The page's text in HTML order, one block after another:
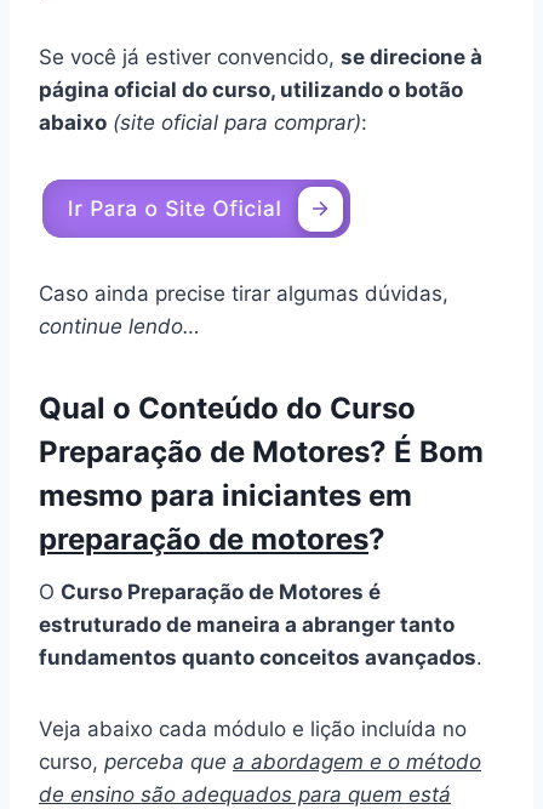
Se você já estiver convencido, se direcione à
página oficial do curso, utilizando o botão
abaixo (site oficial para comprar):
Caso ainda precise tirar algumas dúvidas,
continue lendo…
Qual o Conteúdo do Curso
Preparação de Motores? É Bom
mesmo para iniciantes em
preparação de motores?
O Curso Preparação de Motores é
estruturado de maneira a abranger tanto
fundamentos quanto conceitos avançados.
Veja abaixo cada módulo e lição incluída no
curso, perceba que a abordagem e o método
de ensino são adequados para quem está